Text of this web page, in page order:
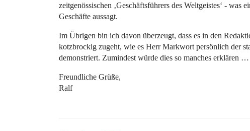
zeitgenössischen ‚Geschäftsführers des Weltgeistes‘ - was
Geschäfte aussagt.
Im Übrigen bin ich davon überzeugt, dass es in den
kotzbrockig zugeht, wie es Herr Markwort persönlich der
demonstriert. Zumindest würde dies so manches erklären …
Freundliche Grüße,
Ralf